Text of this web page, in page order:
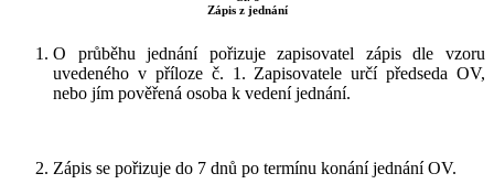
Zápis z jednání
O průběhu jednání pořizuje zapisovatel zápis dle vzoru
uvedeného v příloze č. 1. Zapisovatele určí předseda OV,
nebo jím pověřená osoba k vedení jednání.
Zápis se pořizuje do 7 dnů po termínu konání jednání OV.